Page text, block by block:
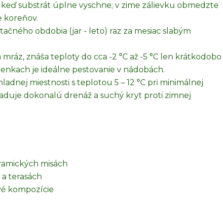
keď substrát úplne vyschne; v zime zálievku obmedzte
koreňov.
obdobia (jar - leto) raz za mesiac slabým
znáša teploty do cca -2 °C až -5 °C len krátkodobo
je ideálne pestovanie v nádobách.
miestnosti s teplotou 5 – 12 °C pri minimálnej
dokonalú drenáž a suchý kryt proti zimnej
misách
terasách
kompozície